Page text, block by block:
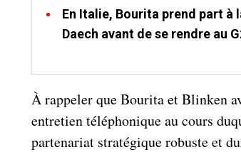
En Italie, Bourita prend part
Daech avant de se rendre au
À rappeler que Bourita et Blinken
entretien téléphonique au cours
partenariat stratégique robuste et